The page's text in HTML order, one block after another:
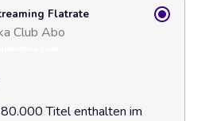
Flatrate
Club Abo
Titel enthalten im